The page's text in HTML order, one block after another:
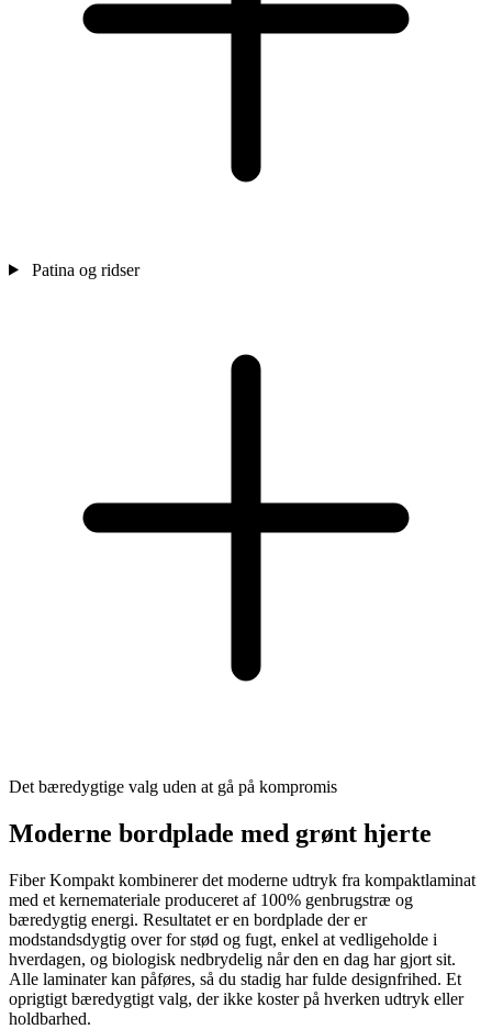
Patina og ridser
Det bæredygtige valg uden at gå på kompromis
Moderne bordplade med grønt hjerte
Fiber Kompakt kombinerer det moderne udtryk fra kompaktlaminat
med et kernemateriale produceret af 100% genbrugstræ og
bæredygtig energi. Resultatet er en bordplade der er
modstandsdygtig over for stød og fugt, enkel at vedligeholde i
hverdagen, og biologisk nedbrydelig når den en dag har gjort sit.
Alle laminater kan påføres, så du stadig har fulde designfrihed. Et
oprigtigt bæredygtigt valg, der ikke koster på hverken udtryk eller
holdbarhed.